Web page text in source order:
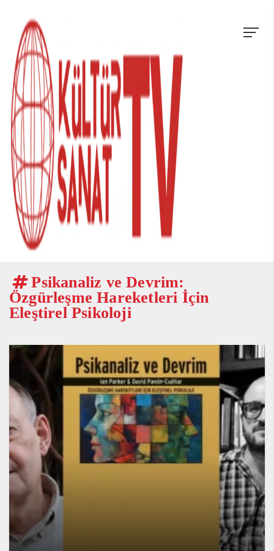
Psikanaliz ve Devrim:
Özgürleşme Hareketleri İçin
Eleştirel Psikoloji